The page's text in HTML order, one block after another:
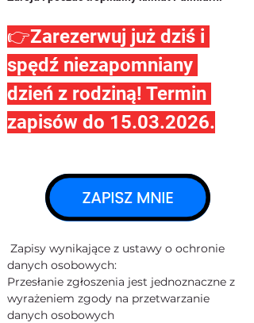
👉Zarezerwuj już dziś i
spędź niezapomniany
dzień z rodziną! Termin
zapisów do 15.03.2026.
Zapisy wynikające z ustawy o ochronie
danych osobowych:
Przesłanie zgłoszenia jest jednoznaczne z
wyrażeniem zgody na przetwarzanie
danych osobowych